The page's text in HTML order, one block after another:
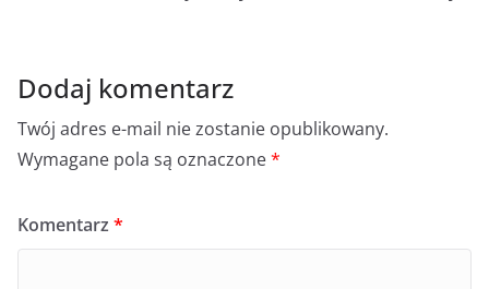
Dodaj komentarz
Twój adres e-mail nie zostanie opublikowany.
Wymagane pola są oznaczone*
Komentarz *